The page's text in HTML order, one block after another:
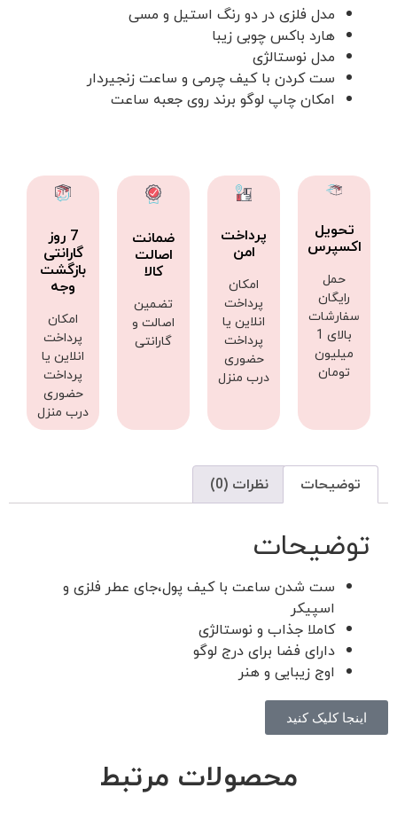
مدل فلزی در دو رنگ استیل و مسی
هارد باکس چوبی زیبا
مدل نوستالژی
ست کردن با کیف چرمی و ساعت زنجیردار
امکان چاپ لوگو برند روی جعبه ساعت
تحویل
اکسپرس
حمل
رایگان
سفارشات
بالای 1
میلیون
تومان
پرداخت
امن
امکان
پرداخت
انلاین یا
پرداخت
حضوری
درب منزل
ضمانت
اصالت
کالا
تضمین
اصالت و
گارانتی
7 روز
گارانتی
بازگشت
وجه
امکان
پرداخت
انلاین یا
پرداخت
حضوری
درب منزل
توضیحات نظرات (0)
توضیحات
ست شدن ساعت با کیف پول،جای عطر فلزی و
اسپیکر
کاملا جذاب و نوستالژی
دارای فضا برای درج لوگو
اوج زیبایی و هنر
اینجا کلیک کنید
محصولات مرتبط